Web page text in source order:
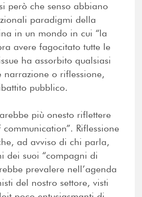
però che senso abbiano
paradigmi della
in un mondo in cui “la
avere fagocitato tutte le
ha assorbito qualsiasi
narrazione o riflessione,
pubblico.
più onesto riflettere
communication”. Riflessione
ad avviso di chi parla,
dei suoi “compagni di
prevalere nell’agenda
del nostro settore, visti